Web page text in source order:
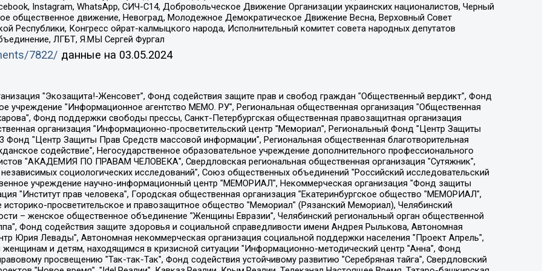
Instagram, WhatsApp, СИЧ-С14, Добровольческое Движение Организации украинских националистов, Черный
общественное движение, Невоград, Молодежное Демократическое Движение Весна, Верховный Совет
Республики, Конгресс ойрат-калмыцкого народа, Исполнительный комитет совета народных депутатов
ЛГБТ, Я.МЫ Сергей Фургал
7822/ данные на 03.05.2024
агентство "MEDIUM-ORIENT", Красноярская региональная общественная организация "Мы против СПИДа", Камалягин Денис Николаевич, Маркелов Сергей Евгеньевич, Пономарев Лев Александрович, Савицкая Людмила Алексеевна, Автономная некоммерческая организация "Центр по работе с проблемой насилия "НАСИЛИЮ.НЕТ", Межрегиональный профессиональный союз работников здравоохранения "Альянс врачей", Юридическое лицо, зарегистрированное в Латвийской Республике, SIA "Medusa Project" (регистрационный номер 40103797863, дата регистрации 10.06.2014), Некоммерческая организация "Фонд по борьбе с коррупцией", Автономная некоммерческая организация "Институт права и публичной политики", Баданин Роман Сергеевич, Гликин Максим Александрович, Железнова Мария Михайловна, Лукьянова Юлия Сергеевна, Маетная Елизавета Витальевна, Маняхин Петр Борисович, Чуракова Ольга Владимировна, Ярош Юлия Петровна, Юридическое лицо "The Insider SIA", зарегистрированное в Риге, Латвийская Республика (дата регистрации 26.06.2015), являющееся администратором доменного имени интернет-издания "The Insider SIA", https://theins.ru, Постернак Алексей Евгеньевич, Рубин Михаил Аркадьевич, Анин Роман Александрович, Юридическое лицо Istories fonds, зарегистрированное в Латвийской Республике (регистрационный номер 50008295751, дата регистрации 24.02.2020), Великовский Дмитрий Александрович, Долинина Ирина Николаевна, Мароховская Алеся Алексеевна, Шлейнов Роман Юрьевич, Шмагун Олеся Валентиновна, Общество с ограниченной ответственностью "Альтаир 2021", Общество с ограниченной ответственностью "Вега 2021", Общество с ограниченной ответственностью "Главный редактор 2021", Общество с ограниченной ответственностью "Ромашки монолит", Важенков Артем Валерьевич, Ивановская областная общественная организация "Центр гендерных исследований", Гурман Юрий Альбертович, Медиапроект "ОВД-Инфо", Егоров Владимир Владимирович, Жилинский Владимир Александрович, Общество с ограниченной ответственностью "ЗП", Иванова София Юрьевна, Карезина Инна Павловна, Кильтау Екатерина Викторовна, Петров Алексей Викторович, Пискунов Сергей Евгеньевич, Смирнов Сергей Сергеевич, Тихонов Михаил Сергеевич, Общество с ограниченной ответственностью "ЖУРНАЛИСТ-ИНОСТРАННЫЙ АГЕНТ", Арапова Галина Юрьевна, Вольтская Татьяна Анатольевна, Американская компания "Mason G.E.S. Anonymous Foundation" (США), являющаяся владельцем интернет-издания https://mnews.world/, Компания "Stichting Bellingcat", зарегистрированная в Нидерландах (дата регистрации 11.07.2018), Захаров Андрей Вячеславович, Клепиковская Екатерина Дмитриевна, Общество с ограниченной ответственностью "МЕМО", Перл Роман Александрович, Симонов Евгений Алексеевич, Соловьева Елена Анатольевна, Сотников Даниил Владимирович, Сурначева Елизавета Дмитриевна, Автономная некоммерческая организация по защите прав человека и информированию населения "Якутия – Наше Мнение", Общество с ограниченной ответственностью "Москоу диджитал медиа", с 26.01.2023 Общество с ограниченной ответственностью "Чайка Белые сады", Ветошкина Валерия Валерьевна, Заговора Максим Александрович, Межрегиональное общественное движение "Российская ЛГБТ - сеть", Оленичев Максим Владимирович, Павлов Иван Юрьевич, Скворцова Елена Сергеевна, Общество с ограниченной ответственностью "Как бы инагент", Кочетков Игорь Викторович, Общество с ограниченной ответственностью "Честные выборы", Еланчик Олег Александрович, Общество с ограниченной ответственностью "Нобелевский призыв", Гималова Регина Эмилевна, Григорьев Андрей Валерьевич, Григорьева Алина Александровна, Ассоциация по содействию защите прав призывников, альтернативнослужащих и военнослужащих "Правозащитная группа "Гражданин.Армия.Право", Хисамова Регина Фаритовна, Автономная некоммерческая организация по реализации социально-правовых программ "Лилит", Дальневосточное общественное движение "Маяк", Санкт-Петербургская ЛГБТ-инициативная группа "Выход", Инициативная группа ЛГБТ+ "Реверс", Алексеев Андрей Викторович, Бекбулатова Таисия Львовна, Беляев Иван Михайлович, Владыкина Елена Сергеевна, Гельман Марат Александрович, Никульшина Вероника Юрьевна, Толоконникова Надежда Андреевна, Шендерович Виктор Анатольевич, Общество с ограниченной ответственностью "Данное сообщение", Общество с ограниченной ответственностью Издательский дом "Новая глава", Айнбиндер Александра Александровна, Московский комьюнити-центр для ЛГБТ+инициатив, Благотворительный фонд развития филантропии, Deutsche Welle (Германия, Kurt-Schumacher-Strasse 3, 53113 Bonn), Борзунова Мария Михайловна, Воробьев Виктор Викторович, Голубева Анна Львовна, Константинова Алла Михайловна, Малкова Ирина Владимировна, Мурадов Мурад Абдулгалимович, Осетинская Елизавета Николаевна, Понасенков Евгений Николаевич, Ганапольский Матвей Юрьевич, Киселев Евгений Алексеевич, Борухович Ирина Григорьевна, Дремин Иван Тимофеевич, Дубровский Дмитрий Викторович, Красноярская региональная общественная организация поддержки и развития альтернативных образовательных технологий и межкультурных коммуникаций "ИНТЕРРА", Маяковская Екатерина Алексеевна, Фейгин Марк Захарович, Филимонов Андрей Викторович, Дзугкоева Регина Николаевна, Доброхотов Роман Александрович, Дудь Юрий Александрович, Елкин Сергей Владимирович, Кругликов Кирилл Игоревич, Сабунаева Мария Леонидовна, Семенов Алексей Владимирович, Шаинян Карен Багратович, Шульман Екатерина Михайловна, Асафьев Артур Валерьевич, Вахштайн Виктор Семенович, Венедиктов Алексей Алексеевич, Лушникова Екатерина Евгеньевна, Волков Леонид Михайлович, Невзоров Александр Глебович, Пархоменко Сергей Борисович, Сироткин Ярослав Николаевич, Кара-Мурза Владимир Владимирович, Баранова Наталья Владимировна, Гозман Леонид Яковлевич, Кагарлицкий Борис Юльевич, Климарев Михаил Валерьевич, Милов Владимир Станиславович, Автономная некоммерческая организация Краснодарский центр современного искусства "Типография", Моргенштерн Алишер Тагирович, Соболь Любовь Эдуардовна, Общество с ограниченной ответственностью "ЛИЗА НОРМ", Каспаров Гарри Кимович, Ходорковский Михаил Борисович, Общество с ограниченной ответственностью "Апрельские тезисы", Данилович Ирина Брониславовна, Кашин Олег Владимирович, Петров Николай Владимирович, Пивоваров Алексей Владимирович, Соколов Михаил Владимирович, Цветкова Юлия Владимировна, Чичваркин Евгений Александрович, Комитет против пыток/Команда против пыток, Общество с ограниченной ответственностью "Первый научный", Общество с ограниченной ответственностью "Вертолет и ко", Белоцерковская Вероника Борисовна, Кац Максим Евгеньевич, Лазарева Татьяна Юрьевна, Шаведдинов Руслан Табризович, Яшин Илья Валерьевич, Общество с ограниченной ответственностью "Иноагент ААВ", Алешковский Дмитрий Петрович, Альбац Евгения Марковна, Быков Дмитрий Львович, Галямина Юлия Евгеньевна, Лойко Сергей Леонидович, Мартынов Кирилл Константинович, Медведев Сергей Александрович, Крашенинников Федор Геннадиевич, Гордеева Катерина Вл